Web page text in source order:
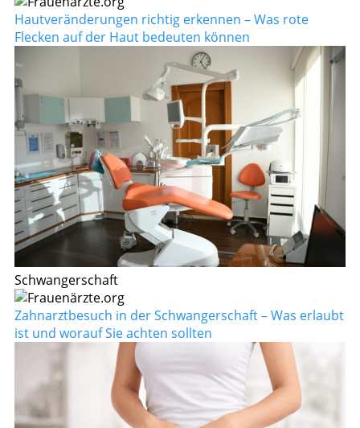
Hautveränderungen richtig erkennen – Was rote
Flecken auf der Haut bedeuten können
Schwangerschaft
Zahnarztbesuch in der Schwangerschaft – Was erlaubt
ist und worauf Sie achten sollten